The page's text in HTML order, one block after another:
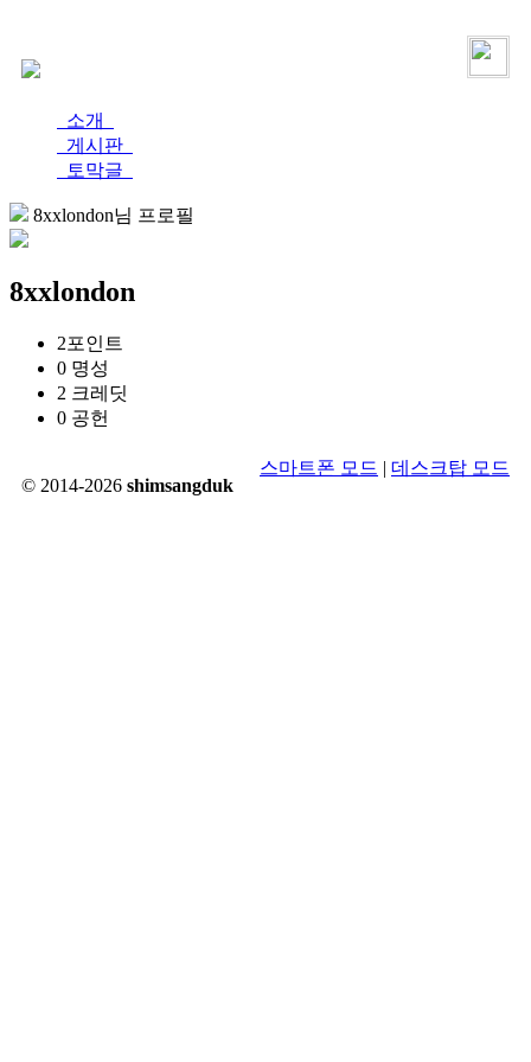
소개
게시판
토막글
8xxlondon님 프로필
8xxlondon
2포인트
0 명성
2 크레딧
0 공헌
© 2014-2026 shimsangduk
스마트폰 모드 | 데스크탑 모드